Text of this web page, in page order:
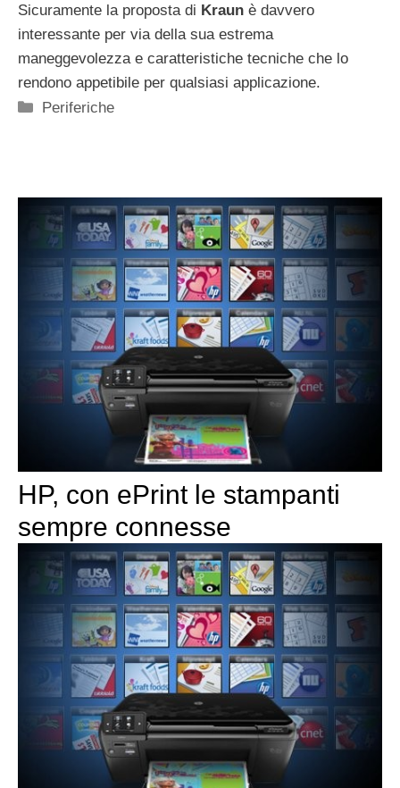
Sicuramente la proposta di Kraun è davvero
interessante per via della sua estrema
maneggevolezza e caratteristiche tecniche che lo
rendono appetibile per qualsiasi applicazione.
Categorie
Periferiche
HP, con ePrint le stampanti
sempre connesse